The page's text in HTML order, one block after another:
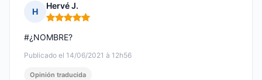
H
Hervé J.
Nota: 5 de 5
Publicado el 14/06/2021 à 12h56
#¿NOMBRE?
Opinión traducida